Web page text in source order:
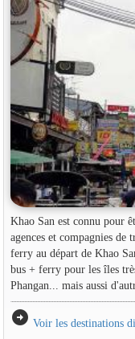
Khao San est connu pour
agences et compagnies de
ferry au départ de Khao
bus + ferry pour les îles
Phangan... mais aussi
arrow_circle_right Voir les destinations